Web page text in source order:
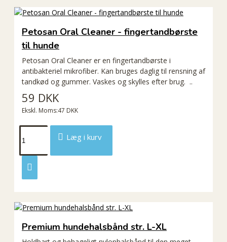
Petosan Oral Cleaner - fingertandbørste
til hunde
Petosan Oral Cleaner er en fingertandbørste i
antibakteriel mikrofiber. Kan bruges daglig til rensning af
tandkød og gummer. Vaskes og skylles efter brug. ..
59 DKK
Ekskl. Moms:47 DKK
Læg i kurv
Premium hundehalsbånd str. L-XL